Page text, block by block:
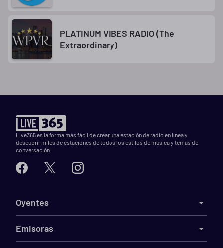
PLATINUM VIBES RADIO (The
Extraordinary)
Live365 es la forma más fácil de crear una estación de radio en línea y
descubrir miles de estaciones de todos los estilos de música y temas de
conversación.
Oyentes
Emisoras